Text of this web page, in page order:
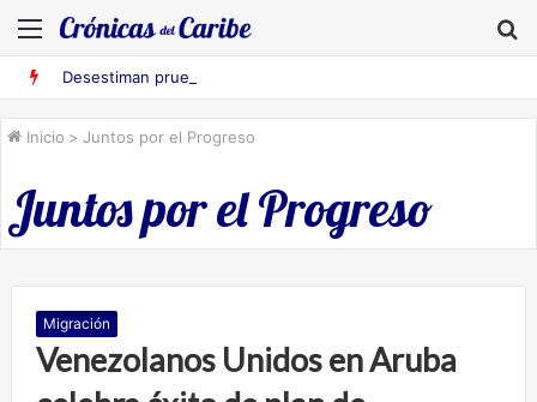
Menú
Inicio > Juntos por el Progreso
Juntos por el Progreso
Migración
Venezolanos Unidos en Aruba